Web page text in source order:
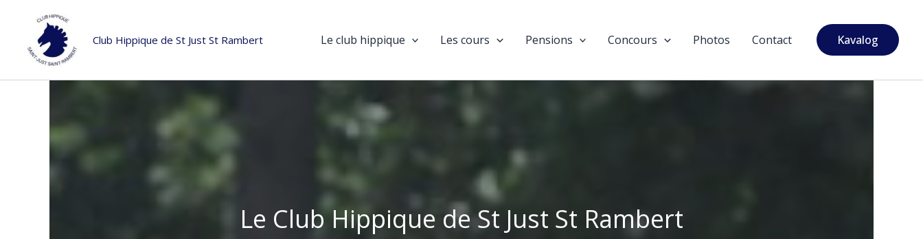
contenu
Club Hippique de St Just St Rambert Le club hippique Les cours Pensions Concours Photos Contact Kavalog
Le Club Hippique de St Just St Rambert